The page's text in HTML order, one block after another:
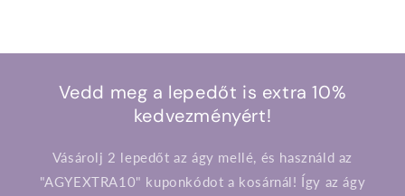
Vedd meg a lepedőt is extra 10%
kedvezményért!
Vásárolj 2 lepedőt az ágy mellé, és használd az
"AGYEXTRA10" kuponkódot a kosárnál! Így az ágy